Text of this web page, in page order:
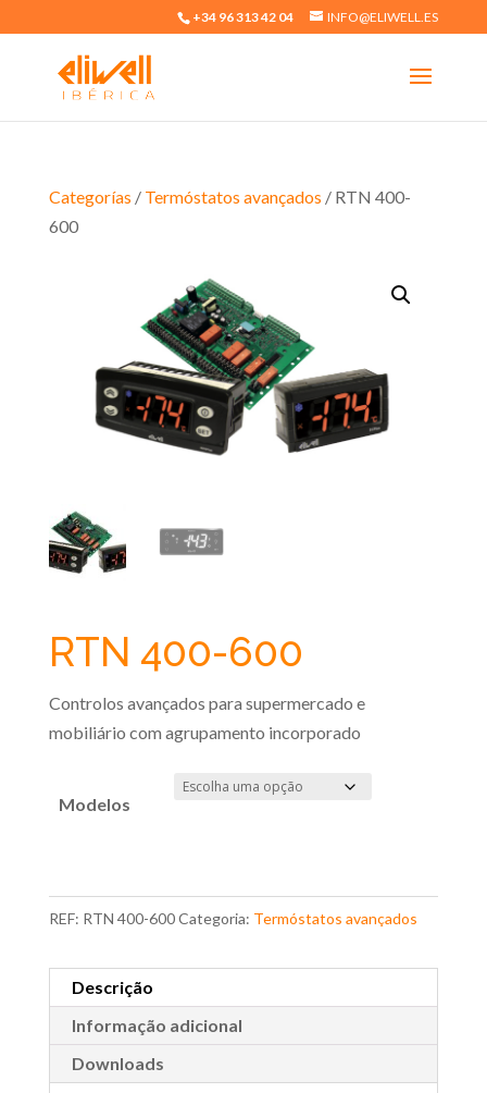
+34 96 313 42 04 INFO@ELIWELL.ES
Categorías / Termóstatos avançados / RTN 400-
600
RTN 400-600
Controlos avançados para supermercado e
mobiliário com agrupamento incorporado
Modelos
REF: RTN 400-600Categoria: Termóstatos avançados
Descrição
Informação adicional
Downloads